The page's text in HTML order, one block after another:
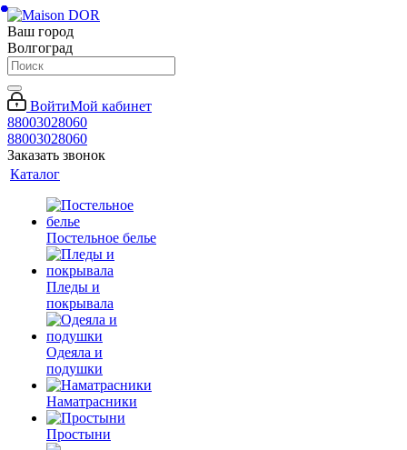
Ваш город
Волгоград
ВойтиМой кабинет
88003028060
88003028060
Заказать звонок
Каталог
Постельное белье
Пледы и
покрывала
Одеяла и
подушки
Наматрасники
Простыни